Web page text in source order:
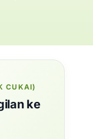
CUKAI)
ke